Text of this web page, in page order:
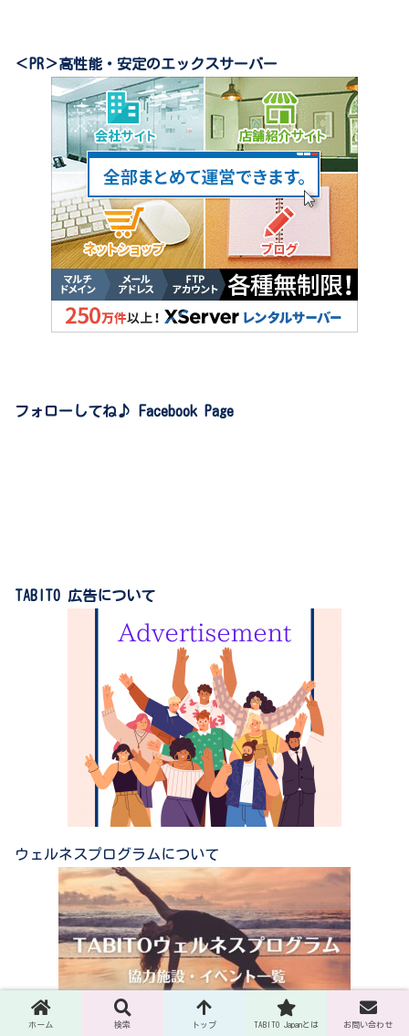
＜PR＞高性能・安定のエックスサーバー
フォローしてね♪ Facebook Page
TABITO 広告について
ウェルネスプログラムについて
ホーム 検索 トップ TABITO Japanとは お問い合わせ